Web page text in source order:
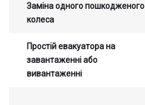
Заміна одного пошкодженого
колеса
Простій евакуатора на
завантаженні або
вивантаженні